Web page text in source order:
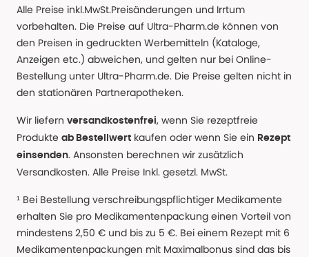
Alle Preise inkl.MwSt.Preisänderungen und Irrtum
vorbehalten. Die Preise auf Ultra-Pharm.de können von
den Preisen in gedruckten Werbemitteln (Kataloge,
Anzeigen etc.) abweichen, und gelten nur bei Online-
Bestellung unter Ultra-Pharm.de. Die Preise gelten nicht in
den stationären Partnerapotheken.
Wir liefern versandkostenfrei, wenn Sie rezeptfreie
Produkte ab Bestellwert kaufen oder wenn Sie ein Rezept
einsenden. Ansonsten berechnen wir zusätzlich
Versandkosten. Alle Preise Inkl. gesetzl. MwSt.
¹ Bei Bestellung verschreibungspflichtiger Medikamente
erhalten Sie pro Medikamentenpackung einen Vorteil von
mindestens 2,50 € und bis zu 5 €. Bei einem Rezept mit 6
Medikamentenpackungen mit Maximalbonus sind das bis